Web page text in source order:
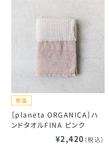
［planeta ORGANICA］ハ
ンドタオルFINA ピンク
¥2,420 （税込）